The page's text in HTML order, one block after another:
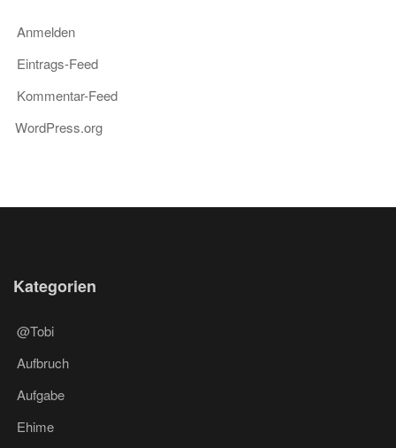
Anmelden
Eintrags-Feed
Kommentar-Feed
WordPress.org
Kategorien
@Tobi
Aufbruch
Aufgabe
Ehime